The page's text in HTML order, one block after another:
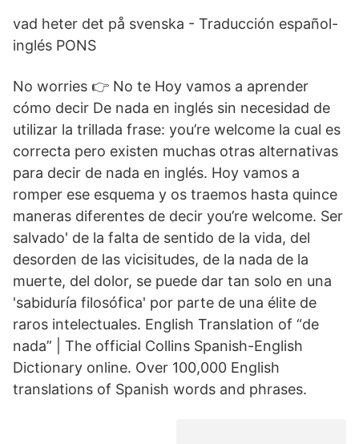
vad heter det på svenska - Traducción español-
inglés PONS
No worries 👉 No te Hoy vamos a aprender
cómo decir De nada en inglés sin necesidad de
utilizar la trillada frase: you’re welcome la cual es
correcta pero existen muchas otras alternativas
para decir de nada en inglés. Hoy vamos a
romper ese esquema y os traemos hasta quince
maneras diferentes de decir you’re welcome. Ser
salvado' de la falta de sentido de la vida, del
desorden de las vicisitudes, de la nada de la
muerte, del dolor, se puede dar tan solo en una
'sabiduría filosófica' por parte de una élite de
raros intelectuales. English Translation of “de
nada” | The official Collins Spanish-English
Dictionary online. Over 100,000 English
translations of Spanish words and phrases.